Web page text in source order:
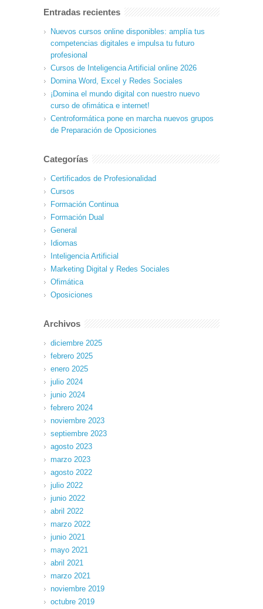
Entradas recientes
Nuevos cursos online disponibles: amplía tus
competencias digitales e impulsa tu futuro
profesional
Cursos de Inteligencia Artificial online 2026
Domina Word, Excel y Redes Sociales
¡Domina el mundo digital con nuestro nuevo
curso de ofimática e internet!
Centroformática pone en marcha nuevos grupos
de Preparación de Oposiciones
Categorías
Certificados de Profesionalidad
Cursos
Formación Continua
Formación Dual
General
Idiomas
Inteligencia Artificial
Marketing Digital y Redes Sociales
Ofimática
Oposiciones
Archivos
diciembre 2025
febrero 2025
enero 2025
julio 2024
junio 2024
febrero 2024
noviembre 2023
septiembre 2023
agosto 2023
marzo 2023
agosto 2022
julio 2022
junio 2022
abril 2022
marzo 2022
junio 2021
mayo 2021
abril 2021
marzo 2021
noviembre 2019
octubre 2019